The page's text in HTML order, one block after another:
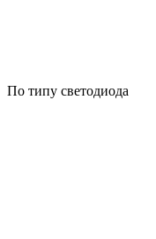
По типу светодиода